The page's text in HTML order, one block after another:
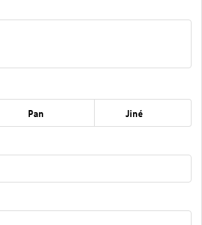
Pan Jiné